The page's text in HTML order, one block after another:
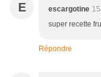
E escargotine
super recette
Répondre